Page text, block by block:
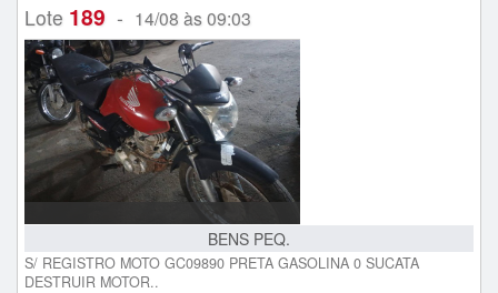
Lote 189 - 14/08 às 09:03
BENS PEQ.
S/ REGISTRO MOTO GC09890 PRETA GASOLINA 0 SUCATA
DESTRUIR MOTOR..